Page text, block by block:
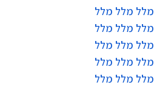
מלל מלל
מלל מלל
מלל מלל
מלל מלל
מלל מלל